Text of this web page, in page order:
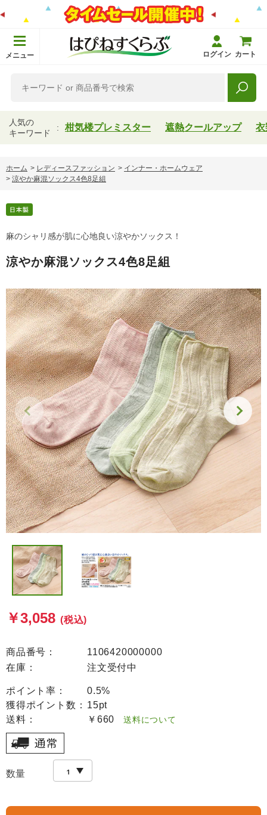
メニュー ログイン カート
人気の
キーワード
柑気楼プレミスター 遮熱クールアップ 衣
ホーム > レディースファッション > インナー・ホームウェア
> 涼やか麻混ソックス4色8足組
麻のシャリ感が肌に心地良い涼やかソックス！
涼やか麻混ソックス4色8足組
￥3,058 (税込)
商品番号：
1106420000000
在庫：
注文受付中
ポイント率：
0.5%
獲得ポイント数： 15pt
送料：
￥660 送料について
数量